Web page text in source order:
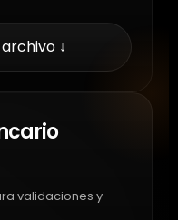
↓
validaciones y